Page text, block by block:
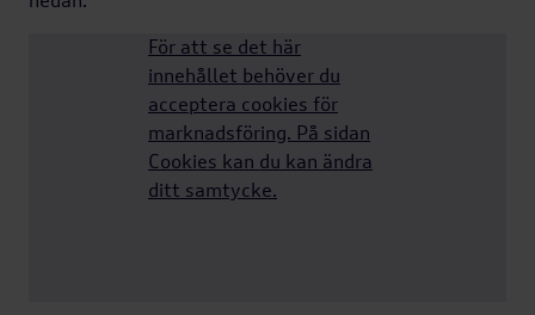
Cyklar &
sopsortering
För att se det här
innehållet behöver du
acceptera cookies för
marknadsföring. På sidan
Cookies kan du kan ändra
ditt samtycke.